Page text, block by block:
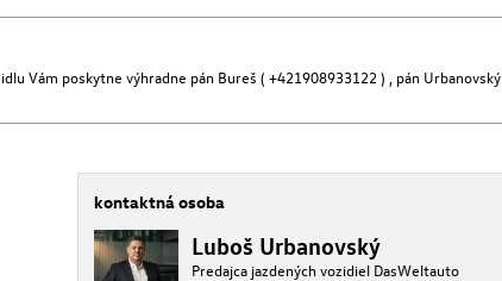
Vám poskytne výhradne pán Bureš ( +421908933122 ) , pán Urbanovský
kontaktná osoba
Luboš Urbanovský
Predajca jazdených vozidiel DasWeltauto